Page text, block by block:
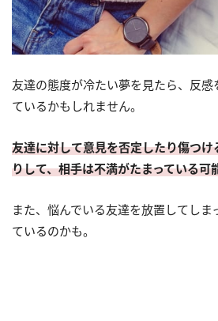
友達の態度が冷たい夢を見たら、反
ているかもしれません。
友達に対して意見を否定したり傷つけ
りして、相手は不満がたまっている可
また、悩んでいる友達を放置してしま
ているのかも。